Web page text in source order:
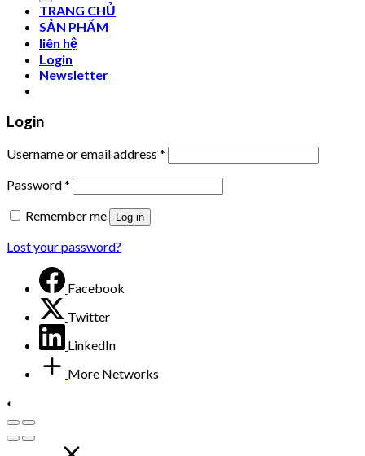
TRANG CHỦ
SẢN PHẨM
liên hệ
Login
Newsletter
Login
Username or email address *
Password*
Remember me
Log in
Lost your password?
Facebook
Twitter
LinkedIn
More Networks